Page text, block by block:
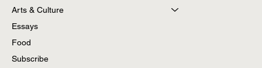
Arts & Culture
Essays
Food
Subscribe